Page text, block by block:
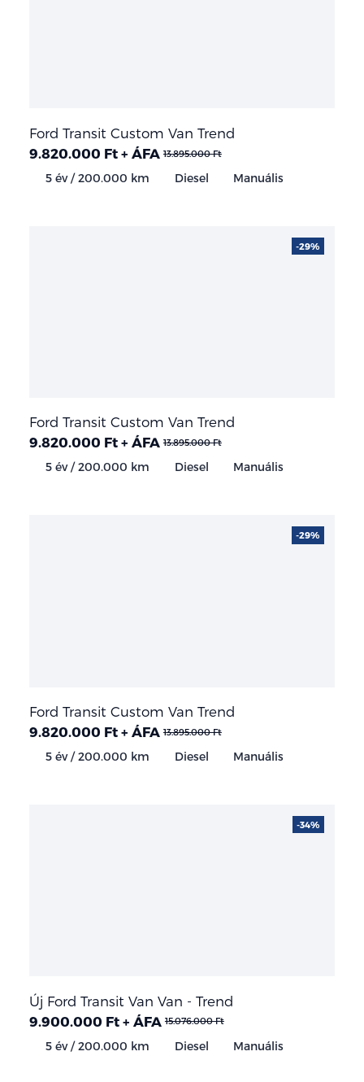
Ford Transit Custom Van Trend
9.820.000 Ft + ÁFA 13.895.000 Ft
5 év / 200.000 km Diesel Manuális
Ford Transit Custom Van Trend
9.820.000 Ft + ÁFA 13.895.000 Ft
5 év / 200.000 km Diesel Manuális
-29%
Ford Transit Custom Van Trend
9.820.000 Ft + ÁFA 13.895.000 Ft
5 év / 200.000 km Diesel Manuális
-29%
Új Ford Transit Van Van - Trend
9.900.000 Ft + ÁFA 15.076.000 Ft
5 év / 200.000 km Diesel Manuális
-34%